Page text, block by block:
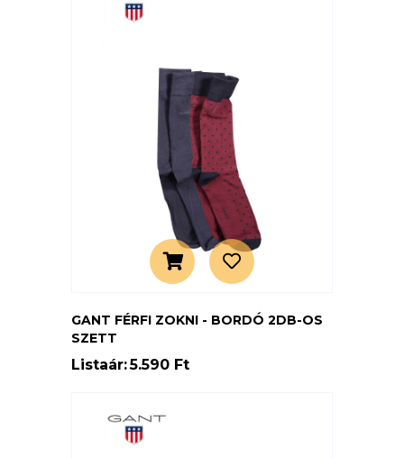
GANT FÉRFI ZOKNI - BORDÓ 2DB-OS
SZETT
Listaár:5.590 Ft